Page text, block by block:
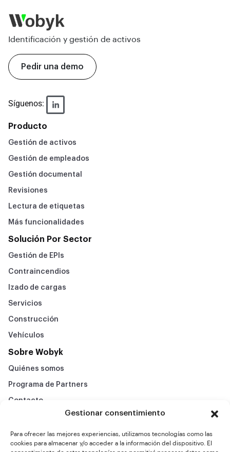
Gestionar consentimiento
Para ofrecer las mejores experiencias, utilizamos tecnologías como las
cookies para almacenar y/o acceder a la información del dispositivo. El
Identificación y gestión de activos
Pedir una demo
Síguenos:
Producto
Gestión de activos
Gestión de empleados
Gestión documental
Revisiones
Lectura de etiquetas
Más funcionalidades
Solución Por Sector
Gestión de EPIs
Contraincendios
Izado de cargas
Servicios
Construcción
Vehículos
Sobre Wobyk
Quiénes somos
Programa de Partners
Contacto
Preguntas frecuentes
Politica de privacidad
Aviso legal